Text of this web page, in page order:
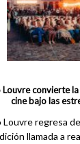
convierte
cine bajo las
Louvre regresa
llamada a